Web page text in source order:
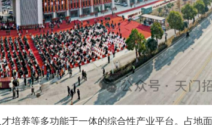
培养等多功能于一体的综合性产业平台。占地